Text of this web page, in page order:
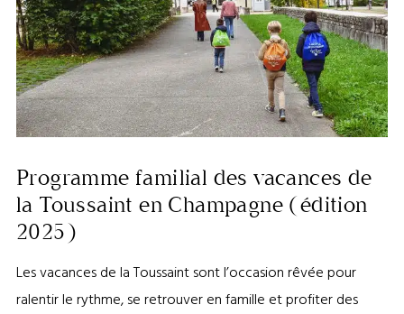
Programme familial des vacances de
la Toussaint en Champagne (édition
2025)
Les vacances de la Toussaint sont l’occasion rêvée pour
ralentir le rythme, se retrouver en famille et profiter des